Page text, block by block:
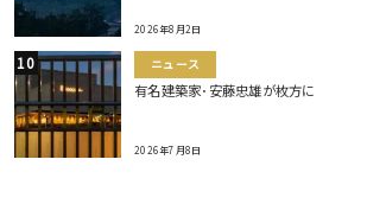
2026年8月2日
ニュース
有名建築家･安藤忠雄が枚方に
2026年7月8日